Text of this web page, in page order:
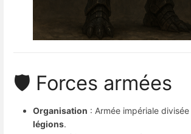
🛡 Forces armées
Organisation : Armée impériale
légions.